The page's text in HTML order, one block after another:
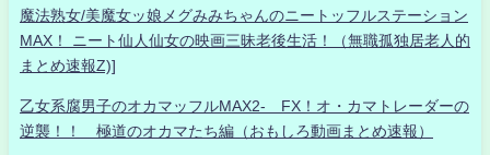
魔法熟女/美魔女ッ娘メグみみちゃんのニートッフルステーション
MAX！ ニート仙人仙女の映画三昧老後生活！（無職孤独居老人的
まとめ速報Z)]
乙女系腐男子のオカマッフルMAX2- FX！オ・カマトレーダーの
逆襲！！ 極道のオカマたち編（おもしろ動画まとめ速報）